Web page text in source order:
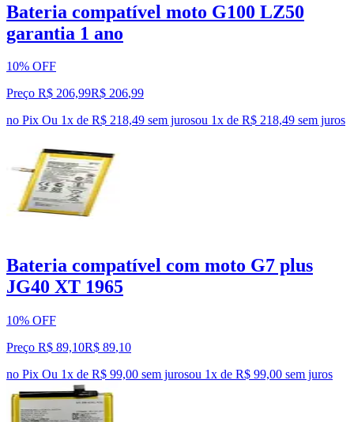
Bateria compatível moto G100 LZ50
garantia 1 ano
10% OFF
Preço R$ 206,99R$ 206,99
no Pix Ou 1x de R$ 218,49 sem jurosou 1x de R$ 218,49 sem juros
Bateria compatível com moto G7 plus
JG40 XT 1965
10% OFF
Preço R$ 89,10R$ 89,10
no Pix Ou 1x de R$ 99,00 sem jurosou 1x de R$ 99,00 sem juros